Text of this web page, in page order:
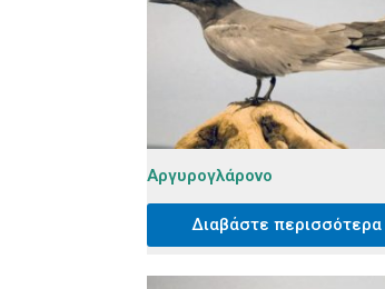
Αργυρογλάρονο
Διαβάστε περισσότερα